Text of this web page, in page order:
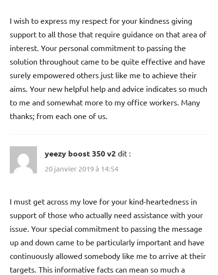
I wish to express my respect for your kindness giving
support to all those that require guidance on that area of
interest. Your personal commitment to passing the
solution throughout came to be quite effective and have
surely empowered others just like me to achieve their
aims. Your new helpful help and advice indicates so much
to me and somewhat more to my office workers. Many
thanks; from each one of us.
yeezy boost 350 v2 dit :
20 janvier 2019 à 14:54
I must get across my love for your kind-heartedness in
support of those who actually need assistance with your
issue. Your special commitment to passing the message
up and down came to be particularly important and have
continuously allowed somebody like me to arrive at their
targets. This informative facts can mean so much a